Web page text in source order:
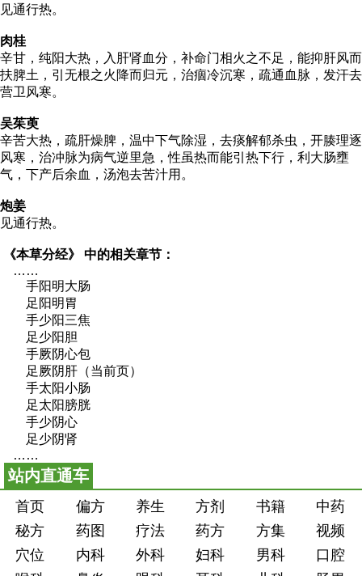
见通行热。
肉桂
辛甘，纯阳大热，入肝肾血分，补命门相火之不足，能抑肝风而
扶脾土，引无根之火降而归元，治痼冷沉寒，疏通血脉，发汗去
营卫风寒。
吴茱萸
辛苦大热，疏肝燥脾，温中下气除湿，去痰解郁杀虫，开腠理逐
风寒，治冲脉为病气逆里急，性虽热而能引热下行，利大肠壅
气，下产后余血，汤泡去苦汁用。
炮姜
见通行热。
《本草分经》
中的相关章节：
……
手阳明大肠
足阳明胃
手少阳三焦
足少阳胆
手厥阴心包
足厥阴肝（当前页）
手太阳小肠
足太阳膀胱
手少阴心
足少阴肾
……
站内直通车
首页 偏方 养生 方剂 书籍
中药
秘方
药图 疗法 药方 方集
视频
穴位
内科 外科 妇科 男科
口腔